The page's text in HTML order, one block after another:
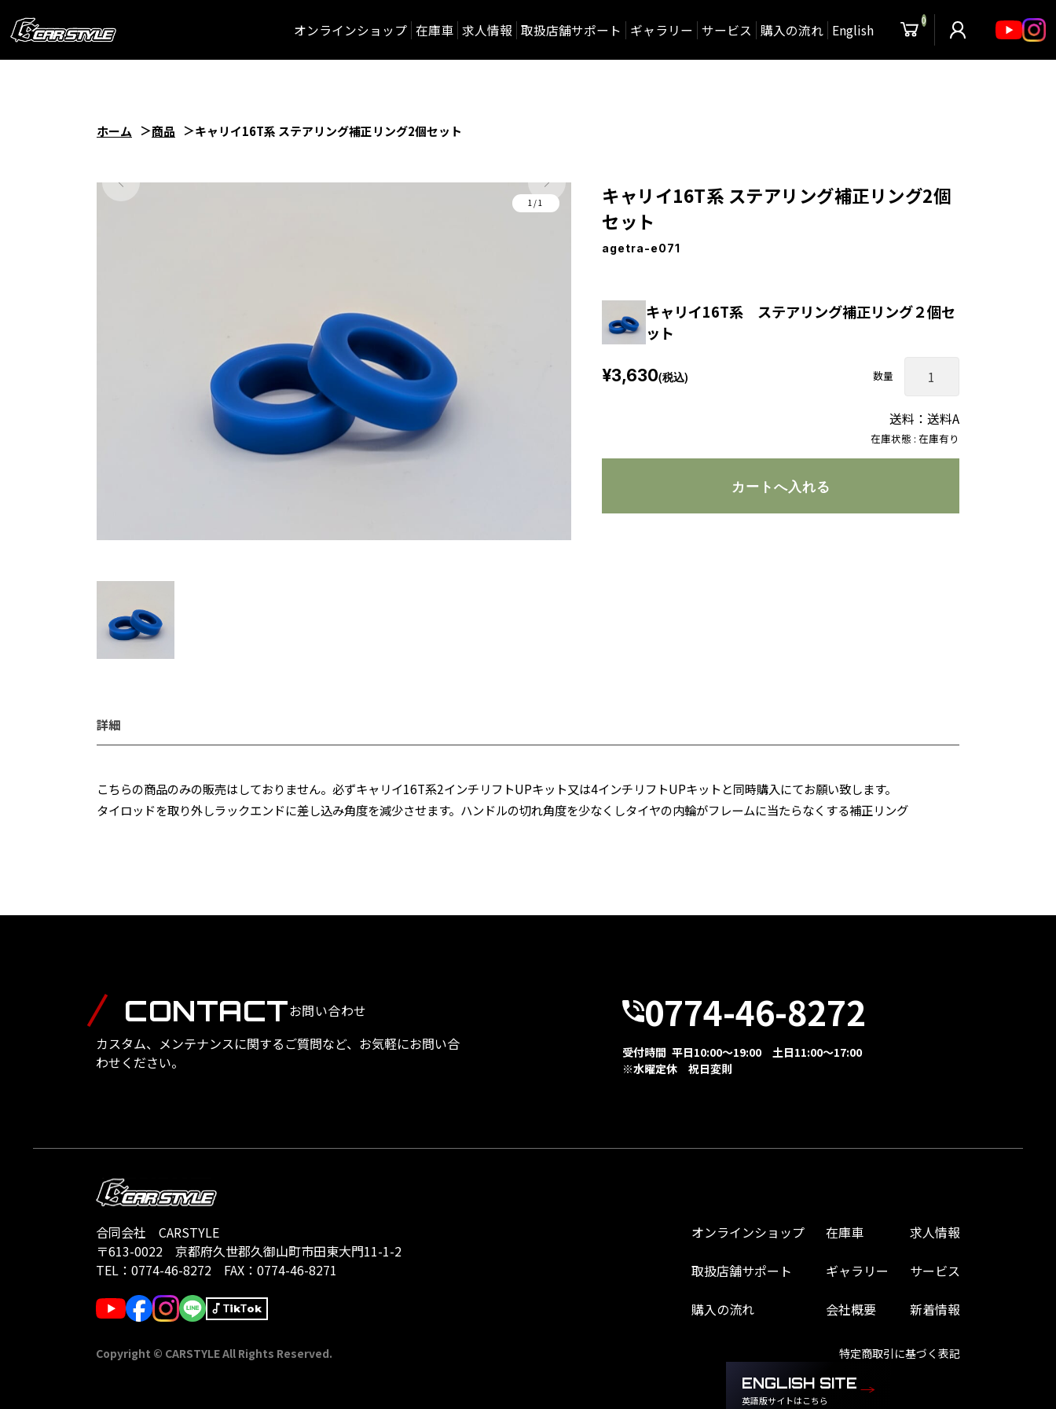
オンラインショップ 在庫車 求人情報 取扱店舗サポート ギャラリー サービス 購入の流れ English
0
ホーム 商品 キャリイ16T系 ステアリング補正リング2個セット
1/1
キャリイ16T系 ステアリング補正リング2個
セット
agetra-e071
キャリイ16T系 ステアリング補正リング２個セ
ット
在庫状態 : 在庫有り
¥3,630(税込) 数量
送料：送料A
詳細
こちらの商品のみの販売はしておりません。必ずキャリイ16T系2インチリフトUPキット又は4インチリフトUPキットと同時購入にてお願い致します。
タイロッドを取り外しラックエンドに差し込み角度を減少させます。ハンドルの切れ角度を少なくしタイヤの内輪がフレームに当たらなくする補正リング
CONTACTお問い合わせ
カスタム、メンテナンスに関するご質問など、お気軽にお問い合
わせください。
0774-46-8272
受付時間 平日10:00～19:00 土日11:00～17:00
※水曜定休 祝日変則
合同会社 CARSTYLE
〒613-0022 京都府久世郡久御山町市田東大門11-1-2
TEL： 0774-46-8272 FAX：0774-46-8271
TikTok
Copyright © CARSTYLE All Rights Reserved.
オンラインショップ 在庫車 求人情報
取扱店舗サポート ギャラリー サービス
購入の流れ 会社概要 新着情報
特定商取引に基づく表記
ENGLISH SITE
英語版サイトはこちら